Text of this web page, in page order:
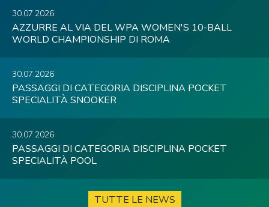
30.07.2026
AZZURRE AL VIA DEL WPA WOMEN'S 10-BALL
WORLD CHAMPIONSHIP DI ROMA
30.07.2026
PASSAGGI DI CATEGORIA DISCIPLINA POCKET
SPECIALITÀ SNOOKER
30.07.2026
PASSAGGI DI CATEGORIA DISCIPLINA POCKET
SPECIALITÀ POOL
TUTTE LE NEWS